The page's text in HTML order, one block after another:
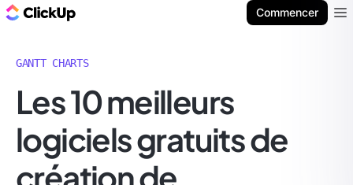
Commencer
GANTT CHARTS
Les 10 meilleurs
logiciels gratuits de
création de